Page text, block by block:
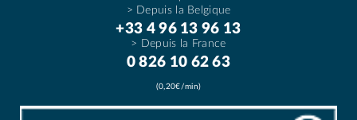
> Depuis la Belgique
+33 4 96 13 96 13
> Depuis la France
0 826 10 62 63
(0,20€/min)